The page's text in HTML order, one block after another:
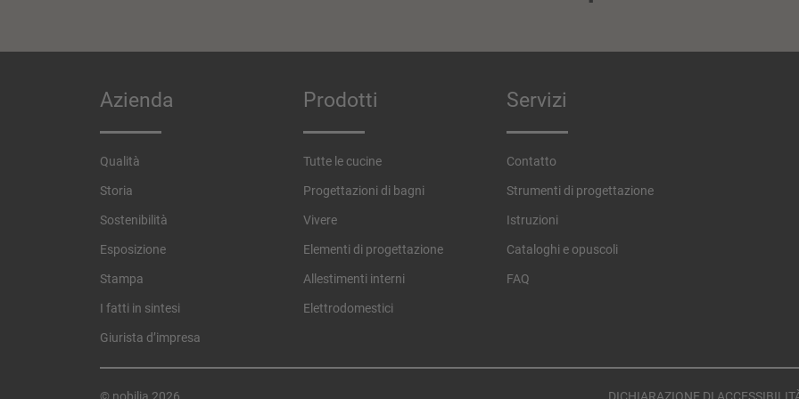
Azienda
Qualità
Storia
Sostenibilità
Esposizione
Stampa
I fatti in sintesi
Giurista d’impresa
Prodotti
Tutte le cucine
Progettazioni di bagni
Vivere
Elementi di progettazione
Allestimenti interni
Elettrodomestici
Servizi
Contatto
Strumenti di progettazione
Istruzioni
Cataloghi e opuscoli
FAQ